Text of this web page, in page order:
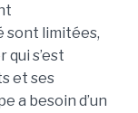
sont limitées,
s’est
et ses
a besoin d’un